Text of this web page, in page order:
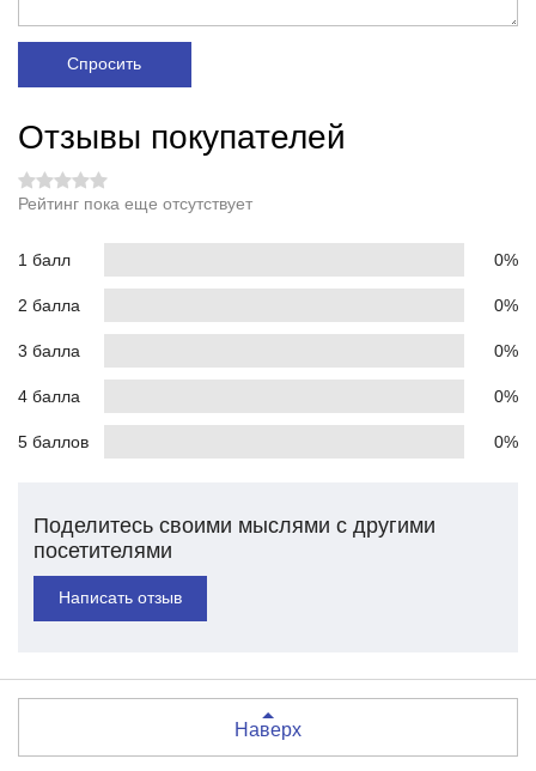
Спросить
Отзывы покупателей
Рейтинг пока еще отсутствует
1 балл 0%
2 балла 0%
3 балла 0%
4 балла 0%
5 баллов 0%
Поделитесь своими мыслями с другими
посетителями
Написать отзыв
Наверх